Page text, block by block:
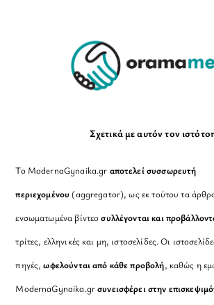
Σχετικά με αυτόν τον
Το ModernaGynaika.gr αποτελεί συσσωρευτή
περιεχομένου (aggregator), ως εκ τούτου τα
ενσωματωμένα βίντεοσυλλέγονται και
τρίτες, ελληνικές και μη, ιστοσελίδες. Οι
πηγές,ωφελούνται από κάθε προβολή, καθώς η
ModernaGynaika.grσυνεισφέρει στην